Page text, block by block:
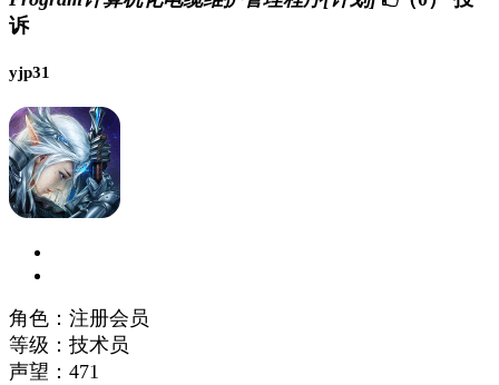
诉
yjp31
角色：注册会员
等级：技术员
声望： 471